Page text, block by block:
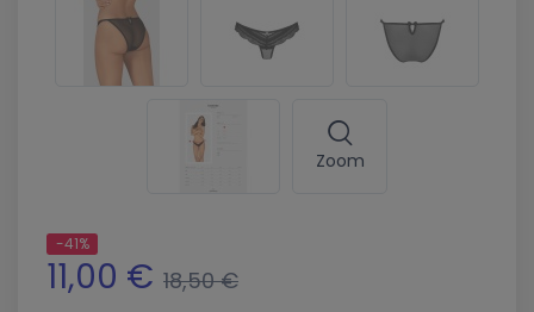
Zoom
-41%
11,00 € 18,50 €